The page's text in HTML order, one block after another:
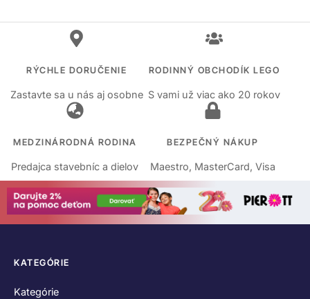
RÝCHLE DORUČENIE
Zastavte sa u nás aj osobne
RODINNÝ OBCHODÍK LEGO
S vami už viac ako 20 rokov
MEDZINÁRODNÁ RODINA
Predajca stavebníc a dielov
BEZPEČNÝ NÁKUP
Maestro, MasterCard, Visa
KATEGÓRIE
Kategórie